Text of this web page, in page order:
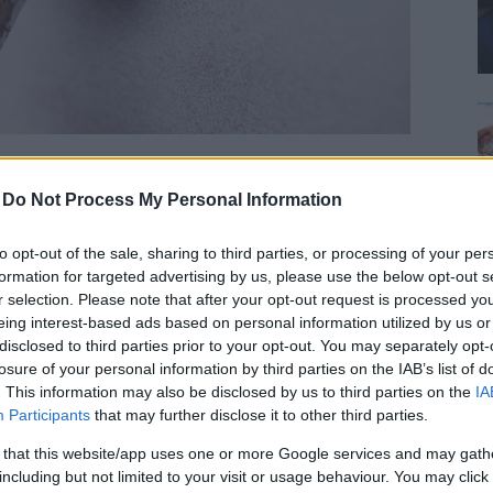
Do Not Process My Personal Information
opt-out of the sale, sharing to third parties, or processing of your
for targeted advertising by us, please use the below opt-out
selection. Please note that after your opt-out request is processed
interest-based ads based on personal information utilized by us
to third parties prior to your opt-out. You may separately
of your personal information by third parties on the IAB’s list of
This information may also be disclosed by us to third parties on the
Participants that may further disclose it to other third parties.
that this website/app uses one or more Google services and may
but not limited to your visit or usage behaviour. You may
symboliserar renhet, ärlighet och
symboliserar professionalism.
att oavsett vilken kultur eller religion man
klädsel, tänk vit skjorta. Men det kan
kostymer, smokings eller bara ett par